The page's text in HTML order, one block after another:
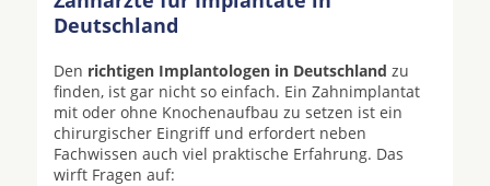
Deutschland
Den richtigen Implantologen in Deutschland zu
finden, ist gar nicht so einfach. Ein Zahnimplantat
mit oder ohne Knochenaufbau zu setzen ist ein
chirurgischer Eingriff und erfordert neben
Fachwissen auch viel praktische Erfahrung. Das
wirft Fragen auf: